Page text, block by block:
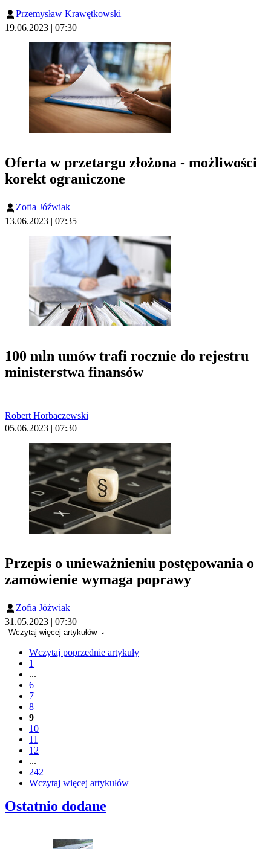
Przemysław Krawętkowski
19.06.2023 | 07:30
Oferta w przetargu złożona - możliwości
korekt ograniczone
Zofia Jóźwiak
13.06.2023 | 07:35
100 mln umów trafi rocznie do rejestru
ministerstwa finansów
Robert Horbaczewski
05.06.2023 | 07:30
Przepis o unieważnieniu postępowania o
zamówienie wymaga poprawy
Zofia Jóźwiak
31.05.2023 | 07:30
Wczytaj więcej artykułów
Wczytaj poprzednie artykuły
1
...
6
7
8
9
10
11
12
...
242
Wczytaj więcej artykułów
Ostatnio dodane